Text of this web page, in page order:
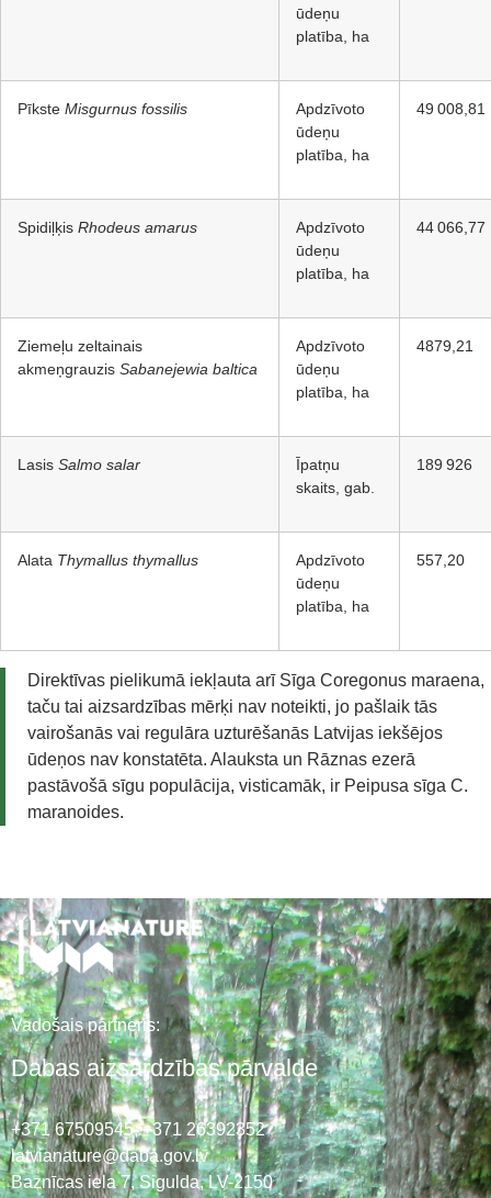
ūdeņu
platība, ha
Pīkste Misgurnus fossilis
Apdzīvoto
ūdeņu
platība, ha
49 008,81
Spidiļķis Rhodeus amarus
Apdzīvoto
ūdeņu
platība, ha
44 066,77
Ziemeļu zeltainais
akmeņgrauzis Sabanejewia baltica
Apdzīvoto
ūdeņu
platība, ha
4879,21
Lasis Salmo salar
Īpatņu
skaits, gab.
189 926
Alata Thymallus thymallus
Apdzīvoto
ūdeņu
platība, ha
557,20
Direktīvas pielikumā iekļauta arī Sīga Coregonus maraena,
taču tai aizsardzības mērķi nav noteikti, jo pašlaik tās
vairošanās vai regulāra uzturēšanās Latvijas iekšējos
ūdeņos nav konstatēta. Alauksta un Rāznas ezerā
pastāvošā sīgu populācija, visticamāk, ir Peipusa sīga C.
maranoides.
Vadošais partneris:
Dabas aizsardzības pārvalde
+371 67509545,+371 26392352
latvianature@daba.gov.lv
Baznīcas iela 7, Sigulda, LV-2150